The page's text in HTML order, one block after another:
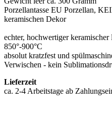
Porzellantasse EU Porzellan,
keramischen Dekor
echter, hochwertiger
850°-900°C
absolut kratzfest und
Verwischen - kein
Lieferzeit
ca. 2-4 Arbeitstage ab